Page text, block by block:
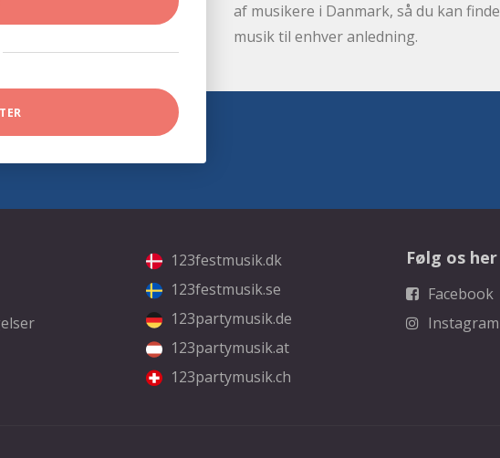
af musikere i Danmark, så du kan finde
musik til enhver anledning.
123festmusik.dk
123festmusik.se
123partymusik.de
123partymusik.at
123partymusik.ch
Følg os her
Facebook
Instagram